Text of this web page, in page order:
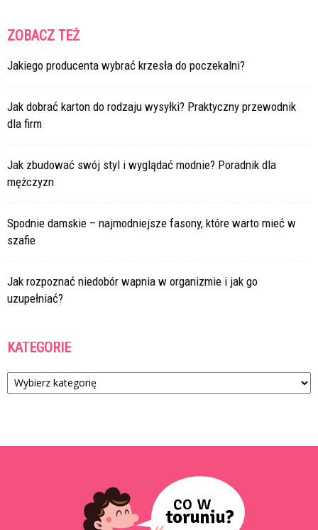
ZOBACZ TEŻ
Jakiego producenta wybrać krzesła do poczekalni?
Jak dobrać karton do rodzaju wysyłki? Praktyczny przewodnik
dla firm
Jak zbudować swój styl i wyglądać modnie? Poradnik dla
mężczyzn
Spodnie damskie – najmodniejsze fasony, które warto mieć w
szafie
Jak rozpoznać niedobór wapnia w organizmie i jak go
uzupełniać?
KATEGORIE
Kategorie